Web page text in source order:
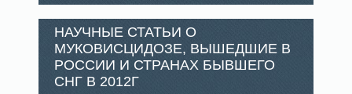
НАУЧНЫЕ СТАТЬИ О
МУКОВИСЦИДОЗЕ, ВЫШЕДШИЕ В
РОССИИ И СТРАНАХ БЫВШЕГО
СНГ В 2012Г